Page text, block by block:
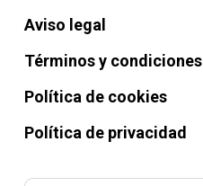
Aviso legal
Términos y condiciones
Política de cookies
Política de privacidad